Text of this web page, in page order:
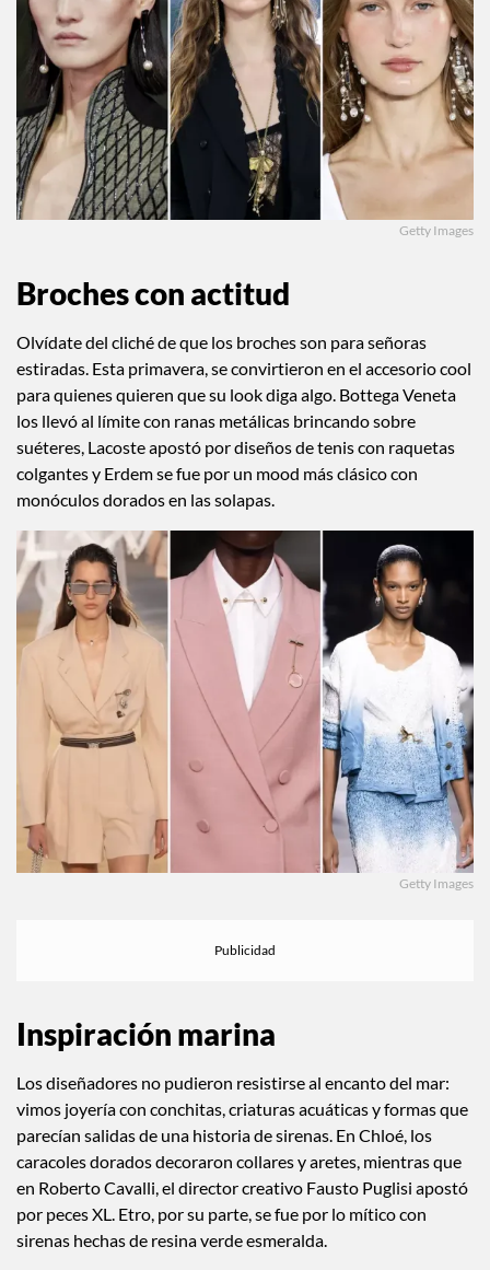
Getty Images
Broches con actitud
Olvídate del cliché de que los broches son para señoras
estiradas. Esta primavera, se convirtieron en el accesorio cool
para quienes quieren que su look diga algo. Bottega Veneta
los llevó al límite con ranas metálicas brincando sobre
suéteres, Lacoste apostó por diseños de tenis con raquetas
colgantes y Erdem se fue por un mood más clásico con
monóculos dorados en las solapas.
Getty Images
Inspiración marina
Los diseñadores no pudieron resistirse al encanto del mar:
vimos joyería con conchitas, criaturas acuáticas y formas que
parecían salidas de una historia de sirenas. En Chloé, los
caracoles dorados decoraron collares y aretes, mientras que
en Roberto Cavalli, el director creativo Fausto Puglisi apostó
por peces XL. Etro, por su parte, se fue por lo mítico con
sirenas hechas de resina verde esmeralda.